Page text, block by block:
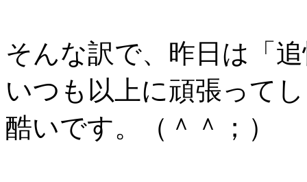
そんな訳で、昨日は「
いつも以上に頑張って
酷いです。（＾＾；）